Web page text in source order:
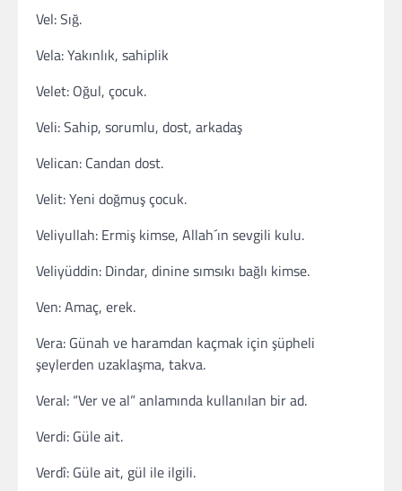
Vel: Sığ.
Vela: Yakınlık, sahiplik
Velet: Oğul, çocuk.
Veli: Sahip, sorumlu, dost, arkadaş
Velican: Candan dost.
Velit: Yeni doğmuş çocuk.
Veliyullah: Ermiş kimse, Allah´ın sevgili kulu.
Veliyüddin: Dindar, dinine sımsıkı bağlı kimse.
Ven: Amaç, erek.
Vera: Günah ve haramdan kaçmak için şüpheli
şeylerden uzaklaşma, takva.
Veral: “Ver ve al” anlamında kullanılan bir ad.
Verdi: Güle ait.
Verdî: Güle ait, gül ile ilgili.